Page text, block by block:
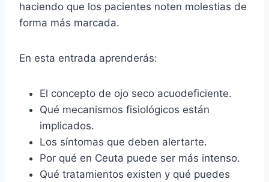
haciendo que los pacientes noten molestias de
forma más marcada.
En esta entrada aprenderás:
El concepto de ojo seco acuodeficiente.
Qué mecanismos fisiológicos están
implicados.
Los síntomas que deben alertarte.
Por qué en Ceuta puede ser más intenso.
Qué tratamientos existen y qué puedes